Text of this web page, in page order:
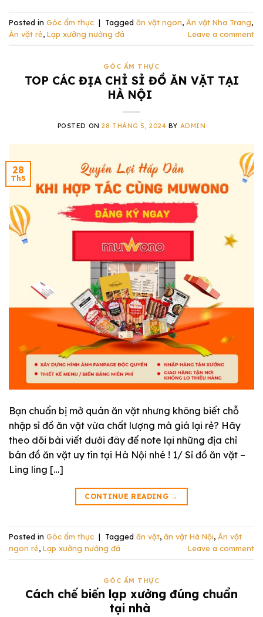
Posted in Góc ẩm thực | Tagged ăn vặt ngon, Ăn vặt Nha Trang,
Ăn vặt rẻ, Lạp xưởng nướng đá Leave a comment
GÓC ẨM THỰC
TOP CÁC ĐỊA CHỈ SỈ ĐỒ ĂN VẶT TẠI
HÀ NỘI
POSTED ON28 THÁNG 5, 2024 BY ADMIN
28
Th5
Bạn chuẩn bị mở quán ăn vặt nhưng không biết chỗ
nhập sỉ đồ ăn vặt vừa chất lượng mà giá lại rẻ? Hãy
theo dõi bài viết dưới đây để note lại những địa chỉ
bán đồ ăn vặt uy tín tại Hà Nội nhé ! 1/ Sỉ đồ ăn vặt –
Ling ling […]
CONTINUE READING →
Posted in Góc ẩm thực | Tagged ăn vặt, ăn vặt Hà Nội, Ăn vặt
ngon rẻ, Lạp xưởng nướng đá Leave a comment
GÓC ẨM THỰC
Cách chế biến lạp xưởng đúng chuẩn
tại nhà